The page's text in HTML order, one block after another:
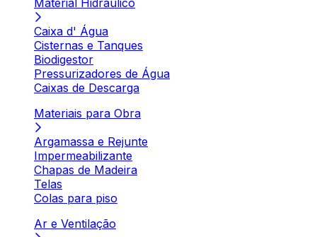
Material Hidráulico
Caixa d' Água
Cisternas e Tanques
Biodigestor
Pressurizadores de Água
Caixas de Descarga
Materiais para Obra
Argamassa e Rejunte
Impermeabilizante
Chapas de Madeira
Telas
Colas para piso
Ar e Ventilação